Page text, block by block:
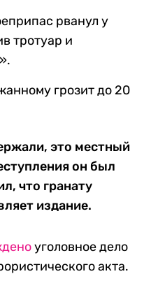
рванул у
тротуар и
грозит до 20
это местный
он был
что гранату
издание.
уголовное дело
акта.